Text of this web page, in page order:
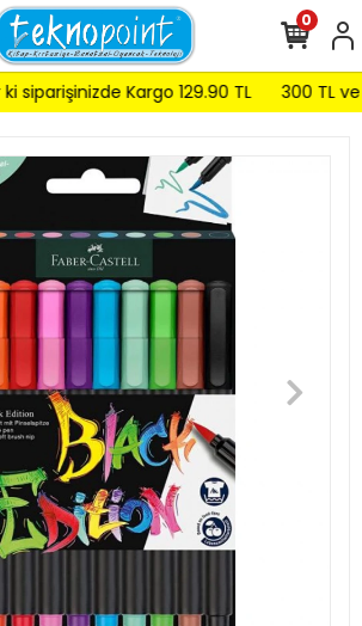
siparişinizde Kargo 129.90 TL 300 TL ve
0